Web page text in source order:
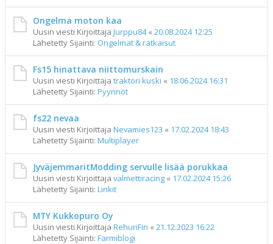
Ongelma moton kaa
Uusin viesti Kirjoittaja Jurppu84« 20.08.2024 12:25
Lähetetty Sijainti: Ongelmat & ratkaisut
Fs15 hinattava niittomurskain
Uusin viesti Kirjoittaja traktori kuski « 18.06.2024 16:31
Lähetetty Sijainti: Pyynnöt
fs22 nevaa
Uusin viesti Kirjoittaja Nevamies123 « 17.02.2024 18:43
Lähetetty Sijainti: Multiplayer
JyväjemmaritModding servulle lisää porukkaa
Uusin viesti Kirjoittaja valmettiracing « 17.02.2024 15:26
Lähetetty Sijainti: Linkit
MTY Kukkopuro Oy
Uusin viesti Kirjoittaja RehuriFin « 21.12.2023 16:22
Lähetetty Sijainti: Farmiblogi